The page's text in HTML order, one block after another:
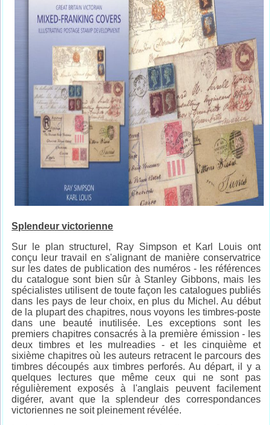
Splendeur victorienne
Sur le plan structurel, Ray Simpson et Karl Louis ont
conçu leur travail en s'alignant de manière conservatrice
sur les dates de publication des numéros - les références
du catalogue sont bien sûr à Stanley Gibbons, mais les
spécialistes utilisent de toute façon les catalogues publiés
dans les pays de leur choix, en plus du Michel. Au début
de la plupart des chapitres, nous voyons les timbres-poste
dans une beauté inutilisée. Les exceptions sont les
premiers chapitres consacrés à la première émission - les
deux timbres et les mulreadies - et les cinquième et
sixième chapitres où les auteurs retracent le parcours des
timbres découpés aux timbres perforés. Au départ, il y a
quelques lectures que même ceux qui ne sont pas
régulièrement exposés à l'anglais peuvent facilement
digérer, avant que la splendeur des correspondances
victoriennes ne soit pleinement révélée.